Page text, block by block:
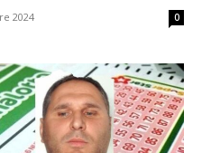
2024 0